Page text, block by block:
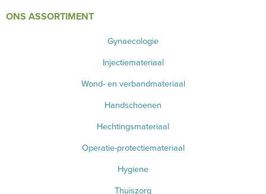
IDENTIFICATIE
BLOED- EN URINEONDERZOEK
VERBRUIKSMATERIAAL
MEUBILAIR - INSTALLATIEMATERIAAL
ONS ASSORTIMENT
Gynaecologie
Injectiemateriaal
Wond- en verbandmateriaal
Handschoenen
Hechtingsmateriaal
Operatie-protectiemateriaal
Hygiene
Thuiszorg